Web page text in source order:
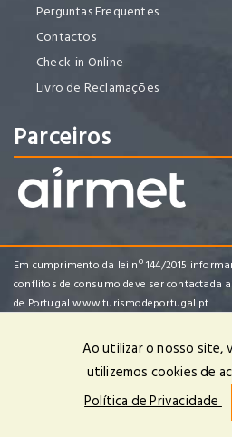
Perguntas Frequentes
Contactos
Check-in Online
Livro de Reclamações
Parceiros
Em cumprimento da lei nº 144/2015
conflitos de consumo deve ser contactada
de Portugalwww.turismodeportugal.pt
Enredo Tropical Viagens e Turismo,
os Direitos Reservados |
Ao utilizar o nosso site,
utilizemos cookies de
Política de Privacidade